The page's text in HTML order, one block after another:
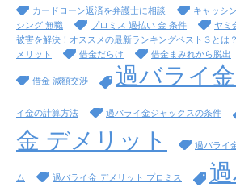
カードローン返済を弁護士に相談 キャッシ
シング 無職
プロミス 過払い 金 条件
ヤミ
被害を解決！オススメの最新ランキングベスト３とは？
メリット
借金だらけ 借金まみれから脱出
借金 減額交渉 過バライ
イ金の計算方法 過バライ金ジャックスの条件
金 デメリット
過バライ
ム 過バライ金 デメリット プロミス